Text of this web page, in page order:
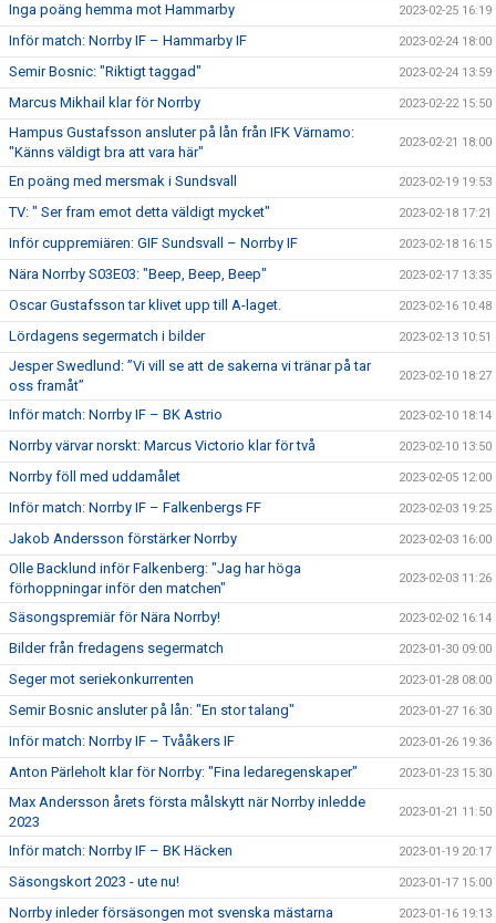
Inga poäng hemma mot Hammarby 2023-02-25 16:19
Inför match: Norrby IF – Hammarby IF 2023-02-24 18:00
Semir Bosnic: "Riktigt taggad" 2023-02-24 13:59
Marcus Mikhail klar för Norrby 2023-02-22 15:50
Hampus Gustafsson ansluter på lån från IFK Värnamo:
"Känns väldigt bra att vara här"
2023-02-21 18:00
En poäng med mersmak i Sundsvall 2023-02-19 19:53
TV: " Ser fram emot detta väldigt mycket" 2023-02-18 17:21
Inför cuppremiären: GIF Sundsvall – Norrby IF 2023-02-18 16:15
Nära Norrby S03E03: "Beep, Beep, Beep" 2023-02-17 13:35
Oscar Gustafsson tar klivet upp till A-laget. 2023-02-16 10:48
Lördagens segermatch i bilder 2023-02-13 10:51
Jesper Swedlund: ”Vi vill se att de sakerna vi tränar på tar
oss framåt”
2023-02-10 18:27
Inför match: Norrby IF – BK Astrio 2023-02-10 18:14
Norrby värvar norskt: Marcus Victorio klar för två 2023-02-10 13:50
Norrby föll med uddamålet 2023-02-05 12:00
Inför match: Norrby IF – Falkenbergs FF 2023-02-03 19:25
Jakob Andersson förstärker Norrby 2023-02-03 16:00
Olle Backlund inför Falkenberg: "Jag har höga
förhoppningar inför den matchen"
2023-02-03 11:26
Säsongspremiär för Nära Norrby! 2023-02-02 16:14
Bilder från fredagens segermatch 2023-01-30 09:00
Seger mot seriekonkurrenten 2023-01-28 08:00
Semir Bosnic ansluter på lån: "En stor talang" 2023-01-27 16:30
Inför match: Norrby IF – Tvååkers IF 2023-01-26 19:36
Anton Pärleholt klar för Norrby: "Fina ledaregenskaper" 2023-01-23 15:30
Max Andersson årets första målskytt när Norrby inledde
2023
2023-01-21 11:50
Inför match: Norrby IF – BK Häcken 2023-01-19 20:17
Säsongskort 2023 - ute nu! 2023-01-17 15:00
Norrby inleder försäsongen mot svenska mästarna 2023-01-16 19:13